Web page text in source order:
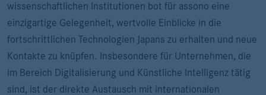
wissenschaftlichen Institutionen bot für assono eine
einzigartige Gelegenheit, wertvolle Einblicke in die
fortschrittlichen Technologien Japans zu erhalten und neue
Kontakte zu knüpfen. Insbesondere für Unternehmen, die
im Bereich Digitalisierung und Künstliche Intelligenz tätig
sind, ist der direkte Austausch mit internationalen